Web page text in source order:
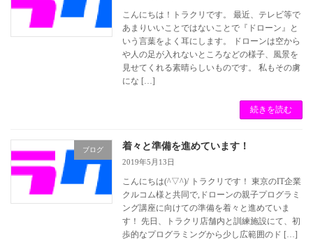
こんにちは！トラクリです。 最近、テレビ等で
あまりいいことではないことで『ドローン』と
いう言葉をよく耳にします。 ドローンは空から
や人の足が入れないところなどの様子、風景を
見せてくれる素晴らしいものです。 私もその虜
にな […]
続きを読む
ブログ 着々と準備を進めています！
2019年5月13日
こんにちは(^▽^)/ トラクリです！ 東京のIT企業
クルコム様と共同で,ドローンの親子プログラミ
ング講座に向けての準備を着々と進めていま
す！ 先日、トラクリ店舗内と訓練施設にて、初
歩的なプログラミングから少し広範囲のド […]